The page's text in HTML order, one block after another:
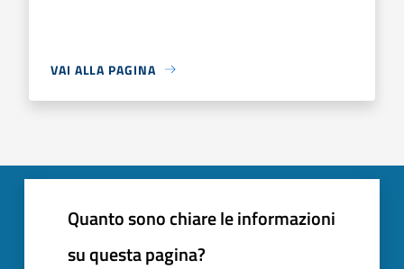
VAI ALLA PAGINA
Quanto sono chiare le informazioni
su questa pagina?